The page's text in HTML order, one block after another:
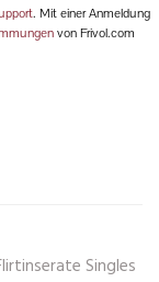
Singles